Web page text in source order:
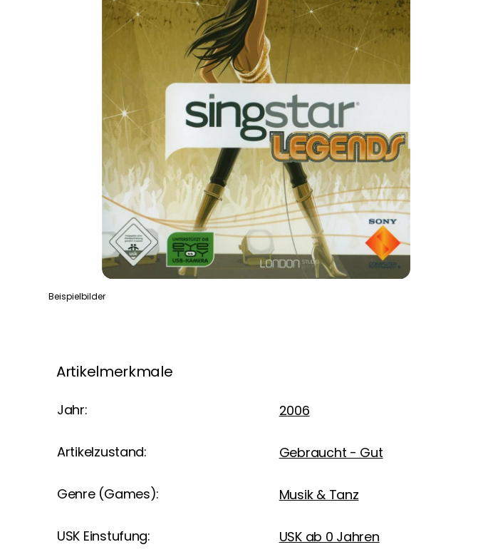
Beispielbilder
Artikelmerkmale
Jahr: 2006
Artikelzustand: Gebraucht - Gut
Genre (Games): Musik & Tanz
USK Einstufung: USK ab 0 Jahren